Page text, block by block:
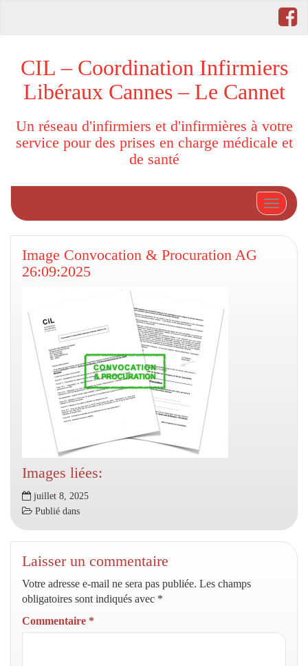
CIL – Coordination Infirmiers
Libéraux Cannes – Le Cannet
Un réseau d'infirmiers et d'infirmières à votre
service pour des prises en charge médicale et
de santé
Image Convocation & Procuration AG
26:09:2025
Images liées:
juillet 8, 2025
Publié dans
Laisser un commentaire
Votre adresse e-mail ne sera pas publiée. Les champs
obligatoires sont indiqués avec *
Commentaire *